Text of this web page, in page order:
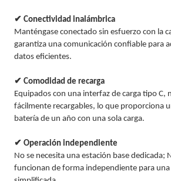
✔ Conectividad inalámbrica
Manténgase conectado sin esfuerzo con la
garantiza una comunicación confiable para
datos eficientes.
✔ Comodidad de recarga
Equipados con una interfaz de carga tipo C,
fácilmente recargables, lo que proporciona
batería de un año con una sola carga.
✔ Operación independiente
No se necesita una estación base dedicada;
funcionan de forma independiente para